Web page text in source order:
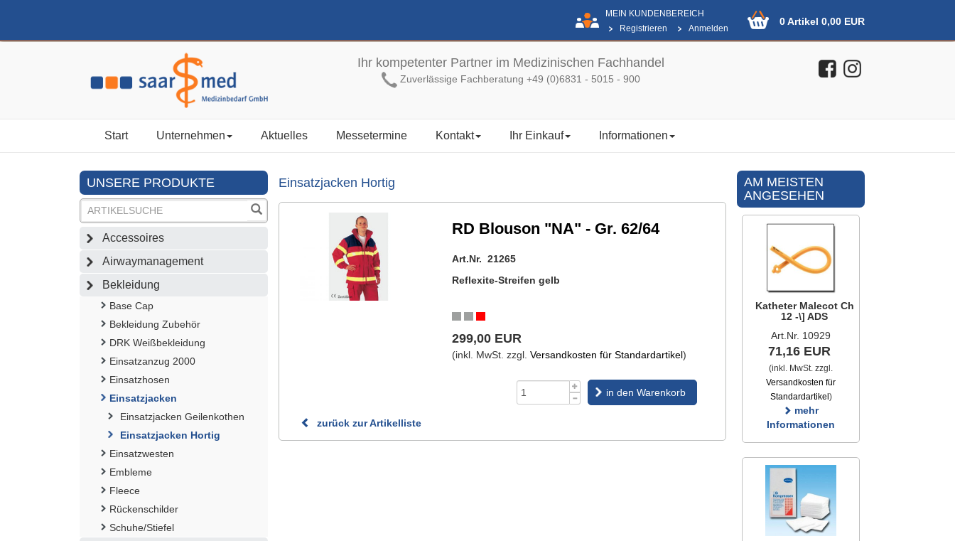
MEIN KUNDENBEREICH
Registrieren
Anmelden
0 Artikel 0,00 EUR
Ihr kompetenter Partner im Medizinischen Fachhandel
Zuverlässige Fachberatung +49 (0)6831 - 5015 - 900
Start Unternehmen Aktuelles Messetermine Kontakt Ihr Einkauf Informationen
UNSERE PRODUKTE
Accessoires
Airwaymanagement
Bekleidung
Base Cap
Bekleidung Zubehör
DRK Weißbekleidung
Einsatzanzug 2000
Einsatzhosen
Einsatzjacken
Einsatzjacken Geilenkothen
Einsatzjacken Hortig
Einsatzwesten
Embleme
Fleece
Rückenschilder
Schuhe/Stiefel
Einsatzjacken Hortig
RD Blouson "NA" - Gr. 62/64
Art.Nr. 21265
Reflexite-Streifen gelb
299,00 EUR
(inkl. MwSt. zzgl. Versandkosten für Standardartikel)
in den Warenkorb
zurück zur Artikelliste
AM MEISTEN
ANGESEHEN
Katheter Malecot Ch
12 -\] ADS
Art.Nr. 10929
71,16 EUR
(inkl. MwSt. zzgl.
Versandkosten für
Standardartikel )
mehr
Informationen